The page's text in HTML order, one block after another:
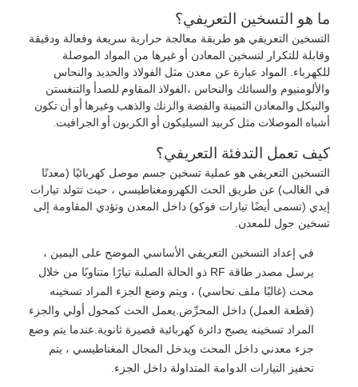
ما هو التسخين التعريفي؟
التسخين التعريفي هو طريقة معالجة حرارية سريعة وفعالة ودقيقة
وقابلة للتكرار لتسخين المعادن أو غيرها من المواد الموصلة
للكهرباء. المواد عبارة عن معدن مثل الفولاذ والحديد والنحاس
والألومنيوم والسبائك والنحاس ،الفولاذ المقاوم للصدأ والتنغستن
والنيكل والمعادن الثمينة والفضة والزنك والذهب وغيرها أو أن تكون
أشباه الموصلات مثل كربيد السيليكون أو الكربون أو الجرافيت.
كيف تعمل التدفئة التعريفي؟
التسخين التعريفي هو عملية تسخين جسم موصل كهربائيًا (معدنًا
في الغالب) عن طريق الحث الكهرومغناطيسي ، حيث تتولد تيارات
إيدي (تسمى أيضًا تيارات فوكو) داخل المعدن وتؤدي المقاومة إلى
تسخين جول للمعدن.
في إعداد التسخين التعريفي الأساسي الموضح على اليمين ،
يرسل مصدر طاقة RF ذو الحالة الصلبة تيارًا متناوبًا من خلال
محث (غالبًا ملف نحاسي) ، ويتم وضع الجزء المراد تسخينه
(قطعة العمل) داخل المحرِّض.يعمل الحث كمحول أولي والجزء
المراد تسخينه يصبح دائرة كهربائية قصيرة ثانوية.عندما يتم وضع
جزء معدني داخل المحث ويدخل المجال المغناطيسي ، يتم
تحفيز التيارات الدوامة المتداولة داخل الجزء.